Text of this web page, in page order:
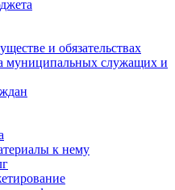
и обязательствах
муниципальных служащих и
к нему